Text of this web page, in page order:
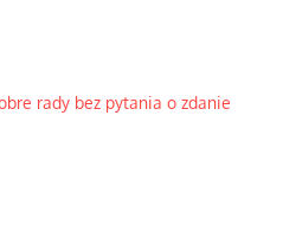
rady bez pytania o zdanie